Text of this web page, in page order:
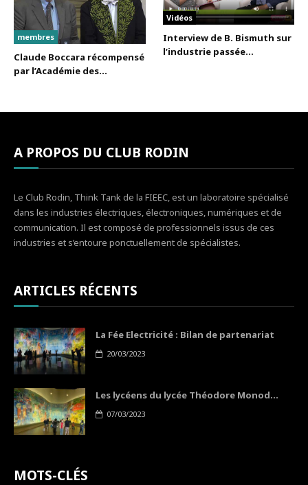
membres
Claude Boccara récompensé
par l’Académie des...
Vidéos
Interview de B. Bismuth sur
l’industrie passée...
A PROPOS DU CLUB RODIN
Le Club Rodin, Think Tank de la FIEEC, est un laboratoire spécialisé
dans les industries électriques, électroniques, numériques et de
communication. Il est composé de professionnels issus de ces
industries et s’entoure ponctuellement de spécialistes.
ARTICLES RÉCENTS
La Fée Electricité : Bilan de partenariat
20/03/2023
Les lycéens du lycée Théodore Monod...
07/03/2023
MOTS-CLÉS